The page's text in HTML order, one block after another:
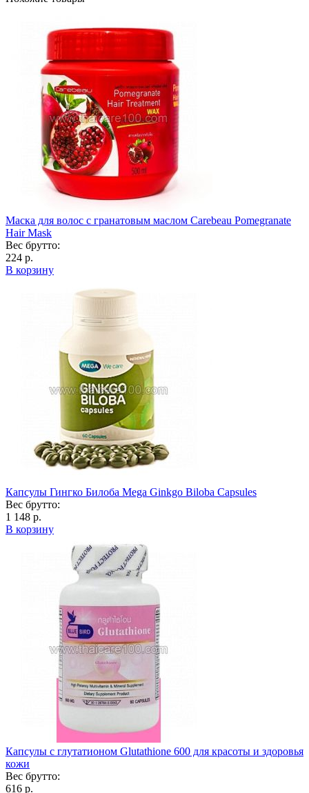
Маска для волос с гранатовым маслом Carebeau Pomegranate
Hair Mask
Вес брутто:
224 р.
В корзину
Капсулы Гингко Билоба Mega Ginkgo Biloba Capsules
Вес брутто:
1 148 р.
В корзину
Капсулы с глутатионом Glutathione 600 для красоты и здоровья
кожи
Вес брутто:
616 р.